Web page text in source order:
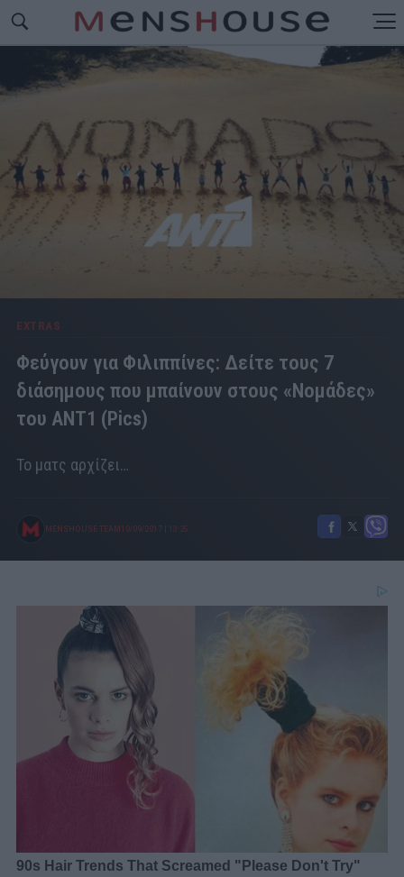
EXTRAS
Φεύγουν για Φιλιππίνες: Δείτε τους 7
διάσημους που μπαίνουν στους «Νομάδες»
του ΑΝΤ1 (Pics)
Το ματς αρχίζει…
MENSHOUSE TEAM 10/09/2017 13:25